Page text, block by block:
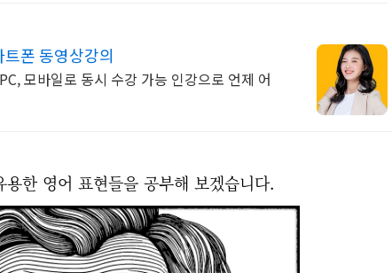
폰 동영상강의
모바일로 동시 수강 가능 인강으로 언제 어
한 영어 표현들을 공부해 보겠습니다.